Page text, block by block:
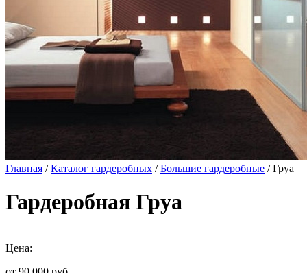
Главная /Каталог гардеробных /Большие гардеробные / Груа
Гардеробная Груа
Цена: